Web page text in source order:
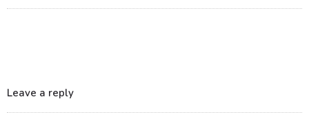
Leave a reply